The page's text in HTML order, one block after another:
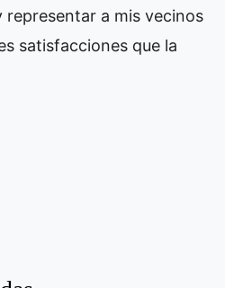
representar a mis vecinos
satisfacciones que la